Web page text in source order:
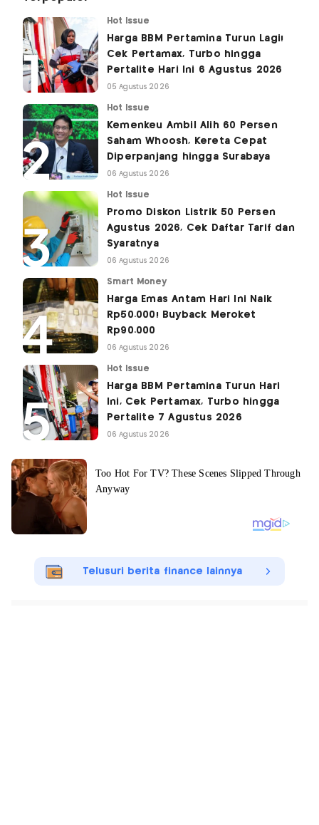
Hot Issue
Harga BBM Pertamina Turun Lagi!
Cek Pertamax, Turbo hingga
Pertalite Hari Ini 6 Agustus 2026
05 Agustus 2026
Hot Issue
Kemenkeu Ambil Alih 60 Persen
Saham Whoosh, Kereta Cepat
Diperpanjang hingga Surabaya
06 Agustus 2026
Hot Issue
Promo Diskon Listrik 50 Persen
Agustus 2026, Cek Daftar Tarif dan
Syaratnya
06 Agustus 2026
Smart Money
Harga Emas Antam Hari Ini Naik
Rp50.000! Buyback Meroket
Rp90.000
06 Agustus 2026
Hot Issue
Harga BBM Pertamina Turun Hari
Ini, Cek Pertamax, Turbo hingga
Pertalite 7 Agustus 2026
06 Agustus 2026
Telusuri berita finance lainnya